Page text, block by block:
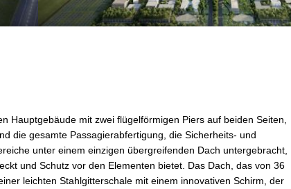
Hauptgebäude mit zwei flügelförmigen Piers auf beiden Seiten,
die gesamte Passagierabfertigung, die Sicherheits- und
unter einem einzigen übergreifenden Dach untergebracht,
und Schutz vor den Elementen bietet. Das Dach, das von 36
leichten Stahlgitterschale mit einem innovativen Schirm, der